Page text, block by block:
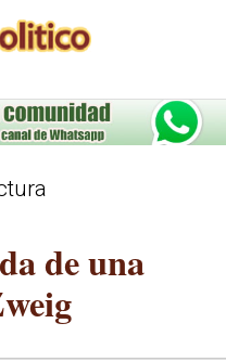
de una